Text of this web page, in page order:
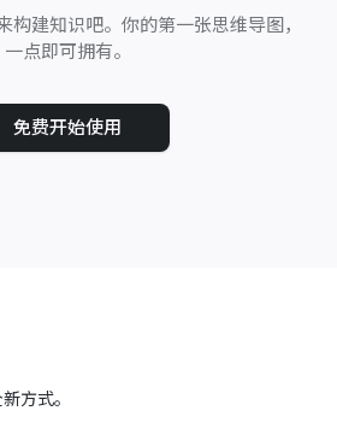
构建知识吧。你的第一张思维导图，
一点即可拥有。
免费开始使用
方式。